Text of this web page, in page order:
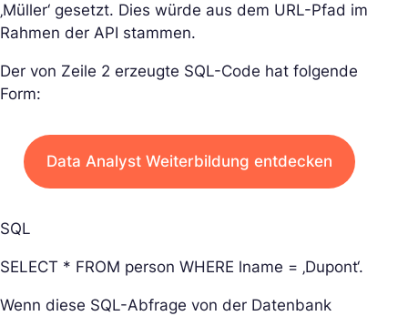
‚Müller‘ gesetzt. Dies würde aus dem URL-Pfad im
Rahmen der API stammen.
Der von Zeile 2 erzeugte SQL-Code hat folgende
Form:
Data Analyst Weiterbildung entdecken
SQL
SELECT * FROM person WHERE lname = ‚Dupont‘.
Wenn diese SQL-Abfrage von der Datenbank